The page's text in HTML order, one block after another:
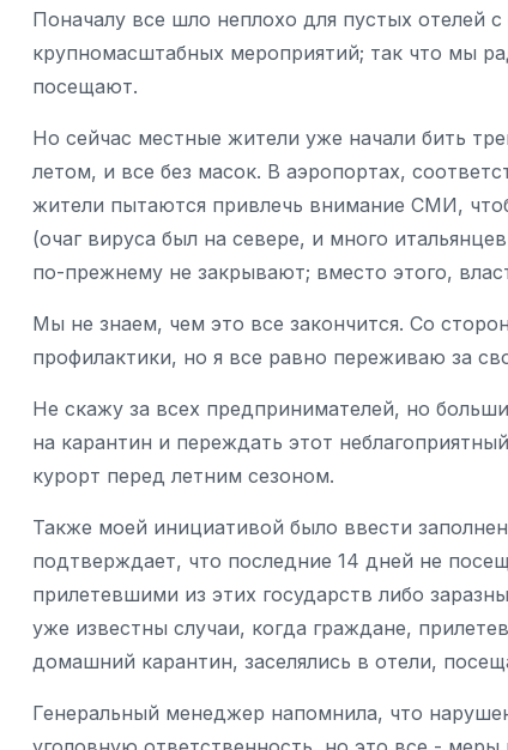
Поначалу все шло неплохо для пустых отелей
крупномасштабных мероприятий; так что мы
посещают.
Но сейчас местные жители уже начали бить
летом, и все без масок. В аэропортах,
жители пытаются привлечь внимание СМИ,
(очаг вируса был на севере, и много
по-прежнему не закрывают; вместо этого,
Мы не знаем, чем это все закончится. Со
профилактики, но я все равно переживаю за
Не скажу за всех предпринимателей, но
на карантин и переждать этот
курорт перед летним сезоном.
Также моей инициативой было ввести
подтверждает, что последние 14 дней не
прилетевшими из этих государств либо
уже известны случаи, когда граждане,
домашний карантин, заселялись в отели,
Генеральный менеджер напомнила, что